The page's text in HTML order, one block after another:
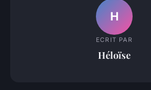
H
ECRIT PAR
Héloïse